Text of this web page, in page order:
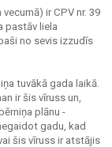
ir CPV nr. 39
pastāv liela
no sevis izzudīs
tuvākā gada laikā.
ir šis vīruss un,
plānu -
gadu, kad
šis vīruss ir atstājis